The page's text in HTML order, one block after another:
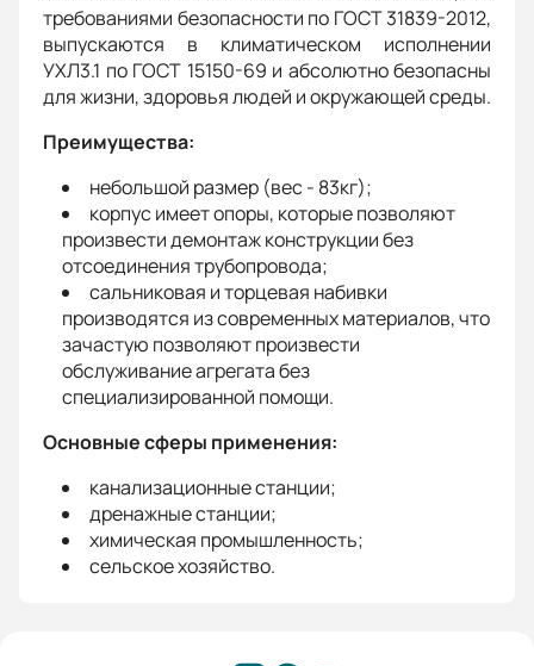
требованиями безопасности по ГОСТ 31839-2012,
выпускаются в климатическом исполнении
УХЛ3.1 по ГОСТ 15150-69 и абсолютно безопасны
для жизни, здоровья людей и окружающей среды.
Преимущества:
небольшой размер (вес - 83кг);
корпус имеет опоры, которые позволяют
произвести демонтаж конструкции без
отсоединения трубопровода;
сальниковая и торцевая набивки
производятся из современных материалов, что
зачастую позволяют произвести
обслуживание агрегата без
специализированной помощи.
Основные сферы применения:
канализационные станции;
дренажные станции;
химическая промышленность;
сельское хозяйство.